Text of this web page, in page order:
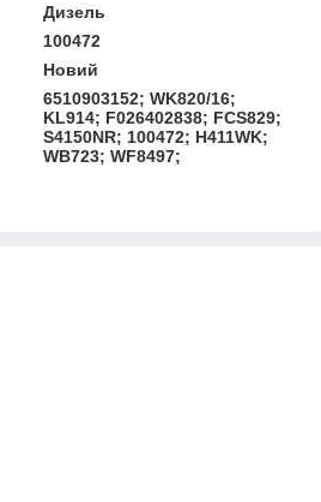
Дизель
100472
Новий
6510903152; WK820/16;
KL914; F026402838; FCS829;
S4150NR; 100472; H411WK;
WB723; WF8497;